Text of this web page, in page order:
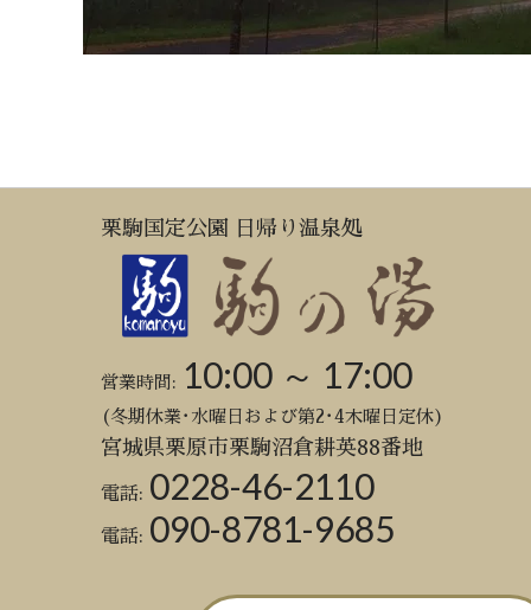
栗駒国定公園 日帰り温泉処
営業時間: 10:00 ～ 17:00
(冬期休業･水曜日および第2･4木曜日定休)
宮城県栗原市栗駒沼倉耕英88番地
電話: 0228-46-2110
電話: 090-8781-9685